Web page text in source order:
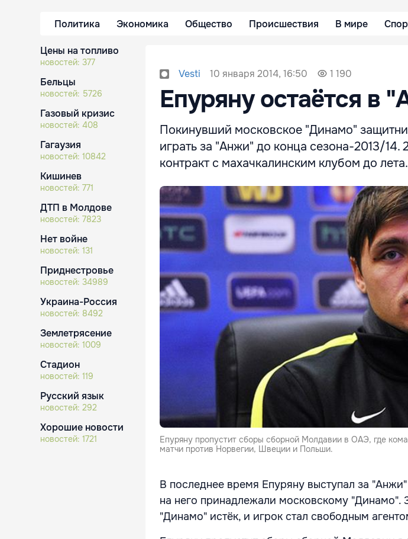
Политика Экономика Общество Происшествия В мире
Цены на топливо
новостей: 377
Бельцы
новостей: 5726
Газовый кризис
новостей: 408
Гагаузия
новостей: 10842
Кишинев
новостей: 771
ДТП в Молдове
новостей: 7823
Нет войне
новостей: 131
Приднестровье
новостей: 34989
Украина-Россия
новостей: 8492
Землетрясение
новостей: 1009
Стадион
новостей: 119
Русский язык
новостей: 292
Хорошие новости
новостей: 1721
Vesti 10 января 2014, 16:50 1 190
Епуряну остаётся в
Покинувший московское "Динамо"
играть за "Анжи" до конца сезона-2013/14.
контракт с махачкалинским клубом до лета.
Епуряну пропустит сборы сборной Молдавии в ОАЭ, где
матчи против Норвегии, Швеции и Польши.
В последнее время Епуряну выступал за
на него принадлежали московскому "Динамо".
"Динамо" истёк, и игрок стал свободным